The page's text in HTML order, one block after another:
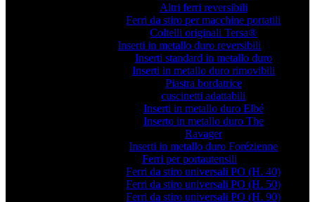
Altri ferri reversibili
Ferri da stiro per macchine portatili
Coltelli originali Tersa®
Inserti in metallo duro reversibili
Inserti standard in metallo duro
Inserti in metallo duro rimovibili
Piastra bordatrice
cuscinetti adattabili
Inserti in metallo duro Elbé
Inserto in metallo duro The
Ravager
Inserti in metallo duro Forézienne
Ferri per portautensili
Ferri da stiro universali PO (H. 40)
Ferri da stiro universali PO (H. 50)
Ferri da stiro universali PO (H. 90)